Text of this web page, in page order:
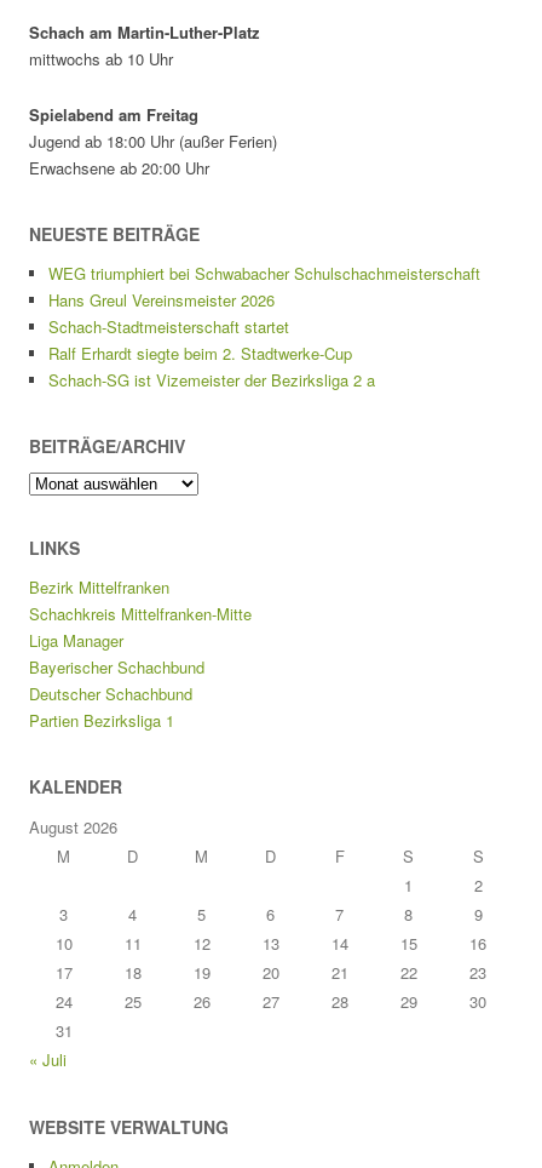
Schach am Martin-Luther-Platz
mittwochs ab 10 Uhr
Spielabend am Freitag
Jugend ab 18:00 Uhr (außer Ferien)
Erwachsene ab 20:00 Uhr
NEUESTE BEITRÄGE
WEG triumphiert bei Schwabacher Schulschachmeisterschaft
Hans Greul Vereinsmeister 2026
Schach-Stadtmeisterschaft startet
Ralf Erhardt siegte beim 2. Stadtwerke-Cup
Schach-SG ist Vizemeister der Bezirksliga 2 a
BEITRÄGE/ARCHIV
Beiträge/Archiv
LINKS
Bezirk Mittelfranken
Schachkreis Mittelfranken-Mitte
Liga Manager
Bayerischer Schachbund
Deutscher Schachbund
Partien Bezirksliga 1
KALENDER
August 2026
M
D M D F S
S
1
2
3
4 5 6 7 8
9
10
11 12 13 14 15
16
17
18 19 20 21 22
23
24
25 26 27 28 29
30
31
« Juli
WEBSITE VERWALTUNG